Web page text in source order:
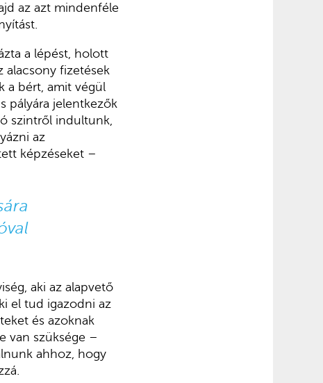
az azt mindenféle
a lépést, holott
alacsony fizetések
a bért, amit végül
pályára jelentkezők
szintről indultunk,
az
képzéseket –
aki az alapvető
el tud igazodni az
és azoknak
van szüksége –
ahhoz, hogy